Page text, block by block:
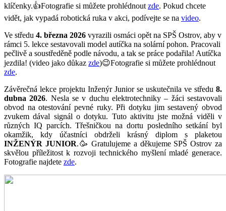
klíčenky.👍Fotografie si můžete prohlédnout zde. Pokud chcete
vidět, jak vypadá robotická ruka v akci, podívejte se na video.
Ve středu 4. března 2026 vyrazili osmáci opět na SPŠ Ostrov, aby v
rámci 5. lekce sestavovali model autíčka na solární pohon. Pracovali
pečlivě a soustředěně podle návodu, a tak se práce podařila! Autíčka
jezdila! (video jako důkaz zde)😉Fotografie si můžete prohlédnout
zde.
Závěrečná lekce projektu Inženýr Junior se uskutečnila ve středu 8.
dubna 2026. Nesla se v duchu elektrotechniky – žáci sestavovali
obvod na otestování pevné ruky. Při dotyku jim sestavený obvod
zvukem dával signál o dotyku. Tuto aktivitu jste možná viděli v
různých IQ parcích. Třešničkou na dortu posledního setkání byl
okamžik, kdy účastníci obdrželi krásný diplom s plaketou
INŽENÝR JUNIOR.🥳 Gratulujeme a děkujeme SPŠ Ostrov za
skvělou příležitost k rozvoji technického myšlení mladé generace.
Fotografie najdete zde.